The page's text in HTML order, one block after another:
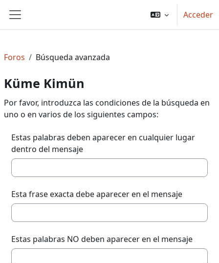
Panel lateral
Acceder
Foros Búsqueda avanzada
Küme Kimün
Por favor, introduzca las condiciones de la búsqueda en
uno o en varios de los siguientes campos:
Estas palabras deben aparecer en cualquier lugar
dentro del mensaje
Esta frase exacta debe aparecer en el mensaje
Estas palabras NO deben aparecer en el mensaje